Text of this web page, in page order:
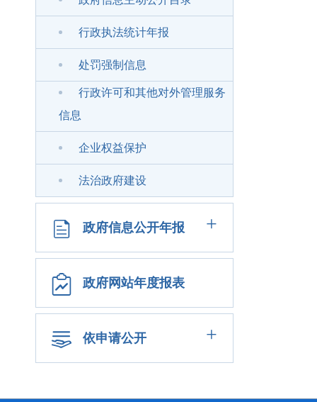
行政执法统计年报
处罚强制信息
行政许可和其他对外管理服务
信息
企业权益保护
法治政府建设
政府信息公开年报 +
政府网站年度报表
依申请公开 +